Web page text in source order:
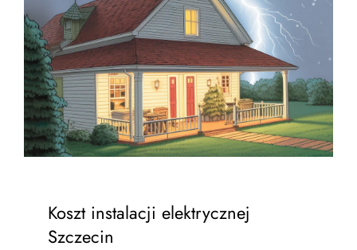
Koszt instalacji elektrycznej
Szczecin